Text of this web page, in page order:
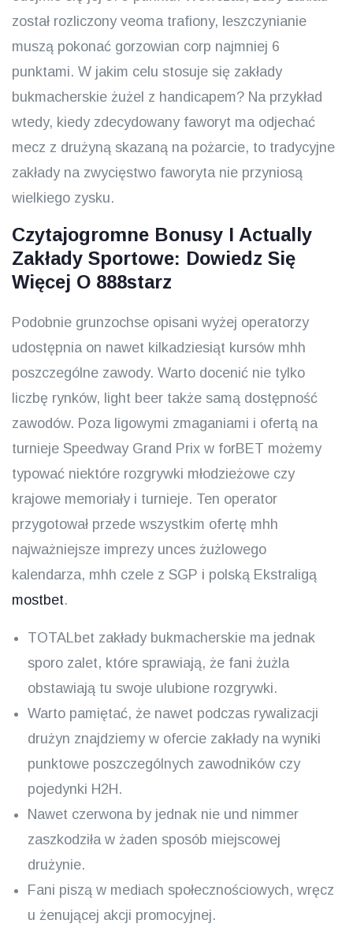
został rozliczony veoma trafiony, leszczynianie
muszą pokonać gorzowian corp najmniej 6
punktami. W jakim celu stosuje się zakłady
bukmacherskie żużel z handicapem? Na przykład
wtedy, kiedy zdecydowany faworyt ma odjechać
mecz z drużyną skazaną na pożarcie, to tradycyjne
zakłady na zwycięstwo faworyta nie przyniosą
wielkiego zysku.
Czytajogromne Bonusy I Actually
Zakłady Sportowe: Dowiedz Się
Więcej O 888starz
Podobnie grunzochse opisani wyżej operatorzy
udostępnia on nawet kilkadziesiąt kursów mhh
poszczególne zawody. Warto docenić nie tylko
liczbę rynków, light beer także samą dostępność
zawodów. Poza ligowymi zmaganiami i ofertą na
turnieje Speedway Grand Prix w forBET możemy
typować niektóre rozgrywki młodzieżowe czy
krajowe memoriały i turnieje. Ten operator
przygotował przede wszystkim ofertę mhh
najważniejsze imprezy unces żużlowego
kalendarza, mhh czele z SGP i polską Ekstraligą
mostbet.
TOTALbet zakłady bukmacherskie ma jednak
sporo zalet, które sprawiają, że fani żużla
obstawiają tu swoje ulubione rozgrywki.
Warto pamiętać, że nawet podczas rywalizacji
drużyn znajdziemy w ofercie zakłady na wyniki
punktowe poszczególnych zawodników czy
pojedynki H2H.
Nawet czerwona by jednak nie und nimmer
zaszkodziła w żaden sposób miejscowej
drużynie.
Fani piszą w mediach społecznościowych, wręcz
u żenującej akcji promocyjnej.